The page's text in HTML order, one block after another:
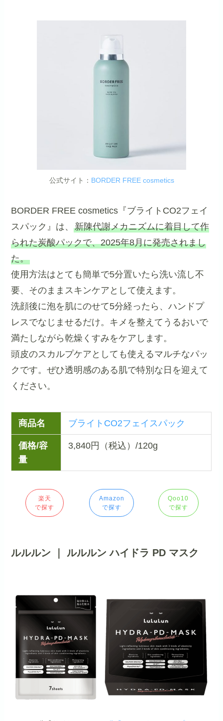
公式サイト： BORDER FREE cosmetics
BORDER FREE cosmetics『ブライトCO2フェイ
スパック』は、新陳代謝メカニズムに着目して作
られた炭酸パックで、2025年8月に発売されまし
た。
使用方法はとても簡単で5分置いたら洗い流し不
要、そのままスキンケアとして使えます。
洗顔後に泡を肌にのせて5分経ったら、ハンドプ
レスでなじませるだけ。キメを整えてうるおいで
満たしながら乾燥くすみをケアします。
頭皮のスカルプケアとしても使えるマルチなパッ
クです。ぜひ透明感のある肌で特別な日を迎えて
ください。
商品名 ブライトCO2フェイスパック
価格/容
量
3,840円（税込）/120g
楽天
で探す
Amazon
で探す
Qoo10
で探す
ルルルン ｜ ルルルン ハイドラ PD マスク